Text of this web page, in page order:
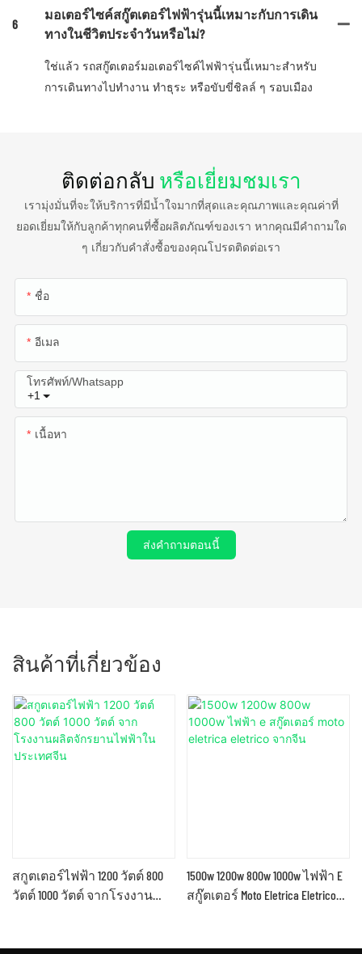
6
มอเตอร์ไซค์สกู๊ตเตอร์ไฟฟ้ารุ่นนี้เหมาะกับการเดิน
ทางในชีวิตประจำวันหรือไม่?
ใช่แล้ว รถสกู๊ตเตอร์มอเตอร์ไซค์ไฟฟ้ารุ่นนี้เหมาะสำหรับ
การเดินทางไปทำงาน ทำธุระ หรือขับขี่ชิลล์ ๆ รอบเมือง
ติดต่อกลับ หรือเยี่ยมชมเรา
เรามุ่งมั่นที่จะให้บริการที่มีน้ำใจมากที่สุดและคุณภาพและคุณค่าที่
ยอดเยี่ยมให้กับลูกค้าทุกคนที่ซื้อผลิตภัณฑ์ของเรา หากคุณมีคำถามใด
ๆ เกี่ยวกับคำสั่งซื้อของคุณโปรดติดต่อเรา
ชื่อ
อีเมล
+1
โทรศัพท์/whatsapp
เนื้อหา
ส่งคำถามตอนนี้
สินค้าที่เกี่ยวข้อง
สกูตเตอร์ไฟฟ้า 1200 วัตต์ 800
วัตต์ 1000 วัตต์ จากโรงงาน
1500w 1200w 800w 1000w ไฟฟ้า E
สกู๊ตเตอร์ Moto Eletrica Eletrico